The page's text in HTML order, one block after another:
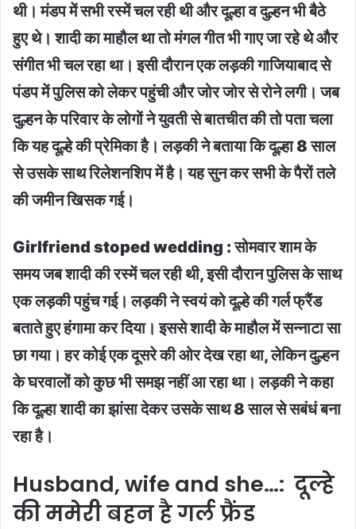
थी। मंडप में सभी रस्में चल रही थी और दूल्हा व दुल्हन भी बैठे
हुए थे। शादी का माहौल था तो मंगल गीत भी गाए जा रहे थे और
संगीत भी चल रहा था। इसी दौरान एक लड़की गाजियाबाद से
पंडप में पुलिस को लेकर पहुंची और जोर जोर से रोने लगी। जब
दुल्हन के परिवार के लोगों ने युवती से बातचीत की तो पता चला
कि यह दूल्हे की प्रेमिका है। लड़की ने बताया कि दूल्हा 8 साल
से उसके साथ रिलेशनशिप में है। यह सुन कर सभी के पैरों तले
की जमीन खिसक गई।
Girlfriend stoped wedding : सोमवार शाम के
समय जब शादी की रस्में चल रही थी, इसी दौरान पुलिस के साथ
एक लड़की पहुंच गई। लड़की ने स्वयं को दूल्हे की गर्ल फ्रैंड
बताते हुए हंगामा कर दिया। इससे शादी के माहौल में सन्नाटा सा
छा गया। हर कोई एक दूसरे की ओर देख रहा था, लेकिन दुल्हन
के घरवालों को कुछ भी समझ नहीं आ रहा था। लड़की ने कहा
कि दूल्हा शादी का झांसा देकर उसके साथ 8 साल से सबंधं बना
रहा है।
Husband, wife and she…: दूल्हे
की ममेरी बहन है गर्ल फ्रैंड